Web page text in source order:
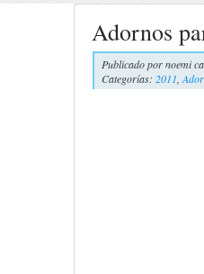
Adornos
Publicado pornoemi
Categorías: 2011